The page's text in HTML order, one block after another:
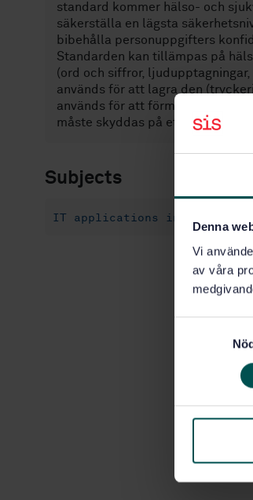
Denna
Vi
av våra
s
standard kommer hälso- och
säkerställa en lägsta
bibehålla personuppgifters
Standarden kan tillämpas på
(ord och siffror,
används för att lagra den
används för att förmedla den
måste skyddas på ett
Subjects
IT applications in health